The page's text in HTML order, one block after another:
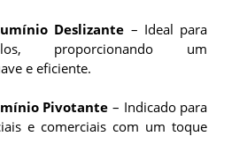
Deslizante – Ideal para
proporcionando um
e eficiente.
Pivotante – Indicado para
e comerciais com um toque